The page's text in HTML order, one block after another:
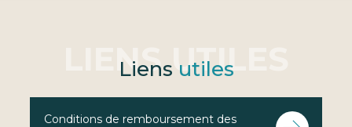
Liens utiles
Conditions de remboursement des